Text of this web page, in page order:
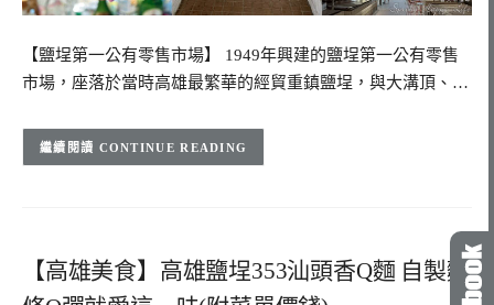
【鹽埕第一公有零售市場】 1949年興建的鹽埕第一公有零售
市場，座落於當時高雄最繁華的經貿重鎮鹽埕，與大溝頂、…
CONTINUE READING
【高雄美食】高雄鹽埕353汕頭香Q麵 自製麵